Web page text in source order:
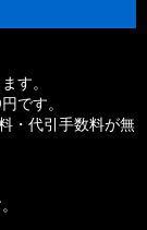
す。
です。
・代引手数料が無